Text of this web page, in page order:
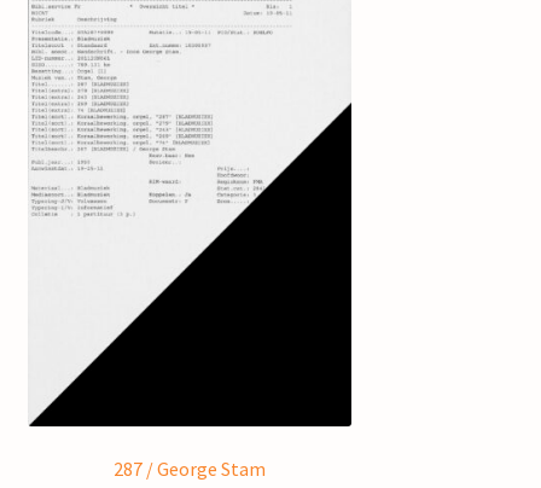
287 / George Stam